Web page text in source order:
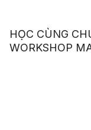
HỌC CÙNG
WORKSHOP